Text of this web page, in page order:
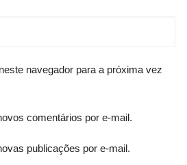
navegador para a próxima vez
comentários por e-mail.
publicações por e-mail.